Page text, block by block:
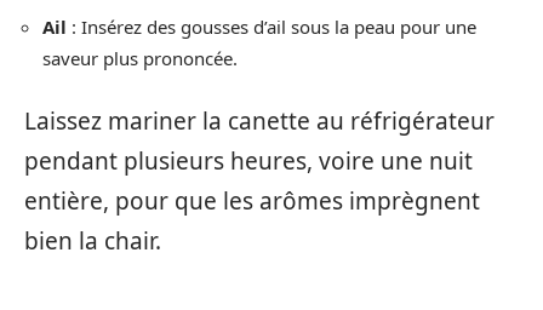
Ail : Insérez des gousses d’ail sous la peau pour une
saveur plus prononcée.
Laissez mariner la canette au réfrigérateur
pendant plusieurs heures, voire une nuit
entière, pour que les arômes imprègnent
bien la chair.